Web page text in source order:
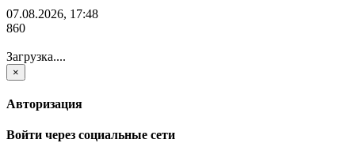
07.08.2026, 17:48
860
Загрузка....
×
Авторизация
Войти через социальные сети